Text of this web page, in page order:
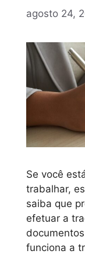
agosto 24,
Se você
trabalhar,
saiba que
efetuar a
funciona a